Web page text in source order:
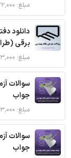
مبلغ: ۱۷۲,۰۰۰ تومان
دانلود
برقی
مبلغ: ۳۲۳,۰۰۰ تومان
سوالات
جواب
مبلغ: ۳۲۳,۰۰۰ تومان
سوالات
جواب